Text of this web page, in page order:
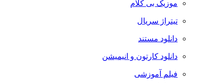
موزیک بی کلام
تیتراژ سریال
دانلود مستند
دانلود کارتون و انیمیشن
فیلم آموزشی